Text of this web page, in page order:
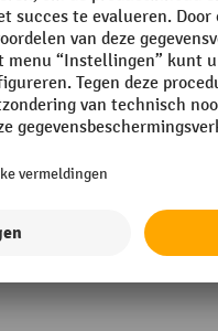
Rubriek